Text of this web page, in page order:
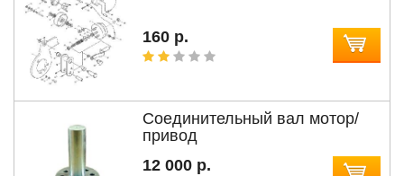
160 р.
Соединительный вал мотор/
привод
12 000 р.